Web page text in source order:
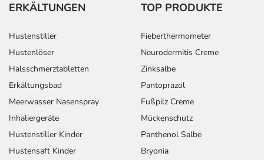
ERKÄLTUNGEN
Hustenstiller
Hustenlöser
Halsschmerztabletten
Erkältungsbad
Meerwasser Nasenspray
Inhaliergeräte
Hustenstiller Kinder
Hustensaft Kinder
TOP PRODUKTE
Fieberthermometer
Neurodermitis Creme
Zinksalbe
Pantoprazol
Fußpilz Creme
Mückenschutz
Panthenol Salbe
Bryonia